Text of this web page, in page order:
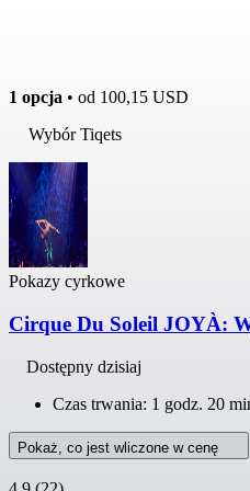
1 opcja • od 100,15 USD
Wybór Tiqets
Pokazy cyrkowe
Cirque Du Soleil JOYÀ:
Dostępny dzisiaj
Czas trwania: 1 godz. 20
Pokaż, co jest wliczone w cenę